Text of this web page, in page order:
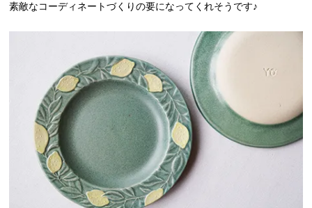
素敵なコーディネートづくりの要になってくれそうです♪